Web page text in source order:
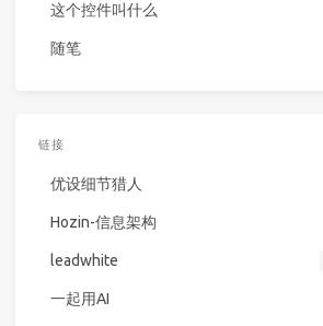
这个控件叫什么
随笔
链接
优设细节猎人
Hozin-信息架构
leadwhite
一起用AI